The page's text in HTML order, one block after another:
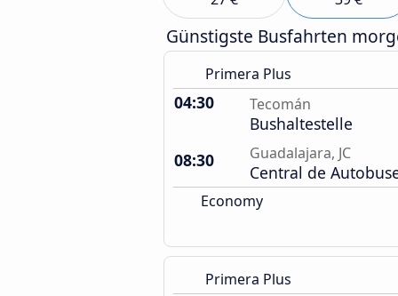
Günstigste Busfahrten
Primera Plus
04:30 Tecomán
Bushaltestelle
08:30
Guadalajara, JC
Central de
Economy
Primera Plus